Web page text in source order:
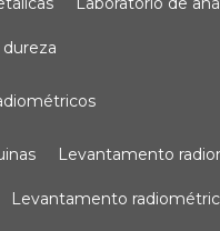
levantamento
levantamento